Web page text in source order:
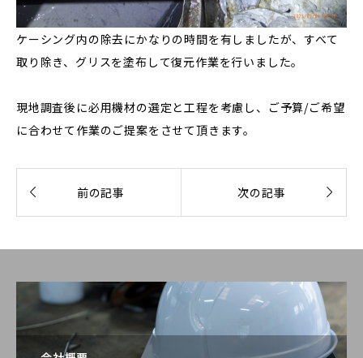
ケーシング内の除去にかなりの時間を有しましたが、すべて
取り除き、グリスを塗布して復元作業を行いました。
現地調査後に必用機材の選定と工程を考慮し、ご予算/ご希望
に合わせて作業のご提案をさせて頂きます。
 前の記事 次の記事 